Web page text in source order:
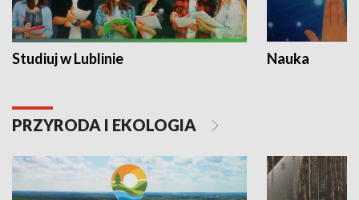
Studiuj w Lublinie Nauka
PRZYRODA I EKOLOGIA